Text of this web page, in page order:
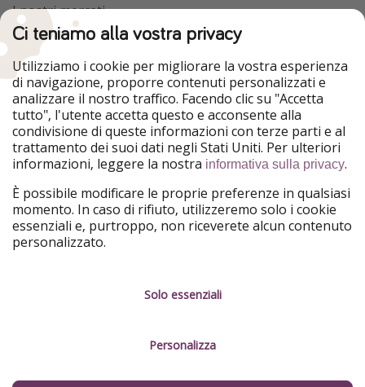
I nostri mercati
HolidayPirates
VakantiePiraten
WakacyjniPiraci
Ferienpiraten
Urlaubspiraten
Urlaubspiraten
ViajerosPiratas
TravelPirates
Il nostro gruppo
HolidayPirates Group
Conoscici meglio
Chi siamo
Lavora con noi
Cosa dicono di noi
Informazioni legali
Termini d' Uso
Ci teniamo alla vostra privacy
Utilizziamo i cookie per migliorare la vostra esperienza
di navigazione, proporre contenuti personalizzati e
analizzare il nostro traffico. Facendo clic su "Accetta
tutto", l'utente accetta questo e acconsente alla
condivisione di queste informazioni con terze parti e al
trattamento dei suoi dati negli Stati Uniti. Per ulteriori
informazioni, leggere la nostra informativa sulla privacy.
È possibile modificare le proprie preferenze in qualsiasi
momento. In caso di rifiuto, utilizzeremo solo i cookie
essenziali e, purtroppo, non riceverete alcun contenuto
personalizzato.
Solo essenziali
Personalizza